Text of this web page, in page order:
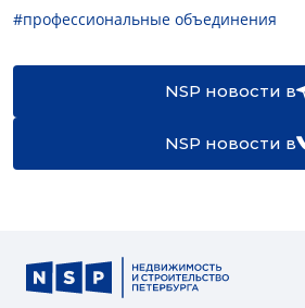
#профессиональные объединения
NSP новости в
NSP новости в